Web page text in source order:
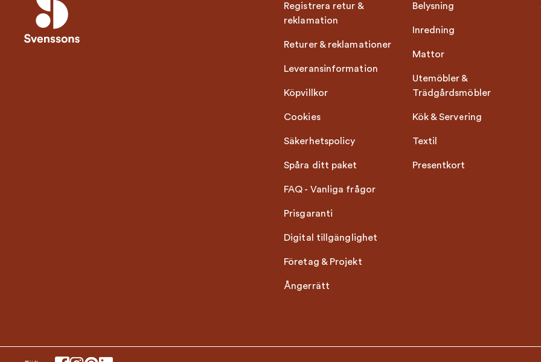
Registrera retur &
reklamation
Returer & reklamationer
Leveransinformation
Köpvillkor
Cookies
Säkerhetspolicy
Spåra ditt paket
FAQ - Vanliga frågor
Prisgaranti
Digital tillgänglighet
Företag & Projekt
Ångerrätt
Belysning
Inredning
Mattor
Utemöbler &
Trädgårdsmöbler
Kök & Servering
Textil
Presentkort